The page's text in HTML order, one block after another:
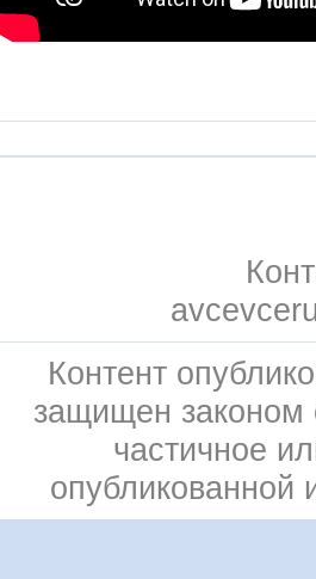
Контент
защищен законом
частичное